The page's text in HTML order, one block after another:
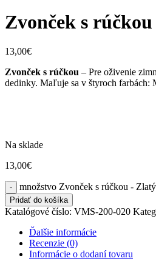
Zvonček s
13,00€
Zvonček s rúčkou – Pre oživenie
dedinky. Maľuje sa v štyroch farbách:
Na sklade
13,00€
množstvo Zvonček s rúčkou -
Pridať do košíka
Katalógové číslo: VMS-200-020
Ďalšie informácie
Recenzie (0)
Informácie o dodaní tovaru